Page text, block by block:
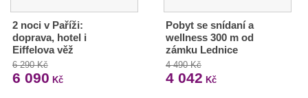
2 noci v Paříži:
doprava, hotel i
Eiffelova věž
6 290 Kč
6 090 Kč
Pobyt se snídaní a
wellness 300 m od
zámku Lednice
4 490 Kč
4 042 Kč